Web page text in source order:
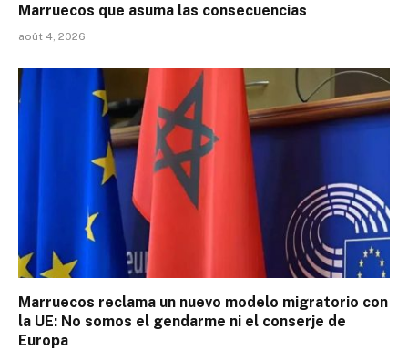
Marruecos que asuma las consecuencias
août 4, 2026
Marruecos reclama un nuevo modelo migratorio con
la UE: No somos el gendarme ni el conserje de
Europa